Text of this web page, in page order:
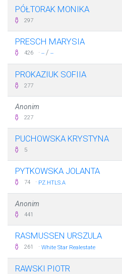
PÓŁTORAK MONIKA
297
PRESCH MARYSIA
426 · -- / --
PROKAZIUK SOFIIA
277
Anonim
227
PUCHOWSKA KRYSTYNA
5
PYTKOWSKA JOLANTA
74 · PZ.HTLS.A
Anonim
441
RASMUSSEN URSZULA
261 · White Star Realestate
RAWSKI PIOTR